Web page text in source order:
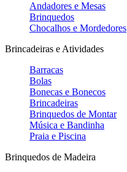
Andadores e Mesas
Brinquedos
Chocalhos e Mordedores
Brincadeiras e Atividades
Barracas
Bolas
Bonecas e Bonecos
Brincadeiras
Brinquedos de Montar
Música e Bandinha
Praia e Piscina
Brinquedos de Madeira